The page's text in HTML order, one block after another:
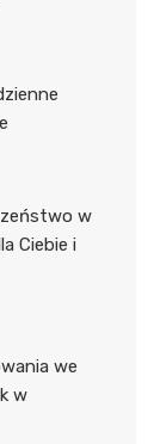
w
Ciebie i
we
w